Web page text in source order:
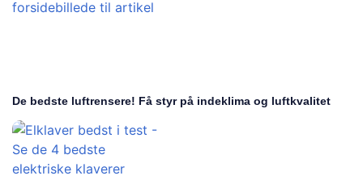
De bedste luftrensere! Få styr på indeklima og luftkvalitet